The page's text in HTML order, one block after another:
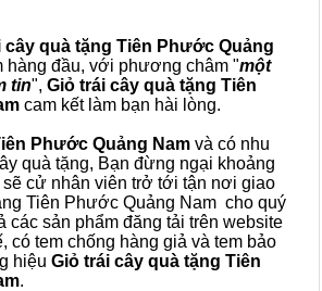
cây quà tặng Tiên Phước Quảng
hàng đầu, với phương châm "một
tin", Giỏ trái cây quà tặng Tiên
cam kết làm bạn hài lòng.
Phước Quảng Nam và có nhu
quà tặng, Bạn đừng ngại khoảng
sẽ cử nhân viên trở tới tận nơi giao
Tiên Phước Quảng Nam cho quý
các sản phẩm đăng tải trên website
có tem chống hàng giả và tem bảo
hiệu Giỏ trái cây quà tặng Tiên
.